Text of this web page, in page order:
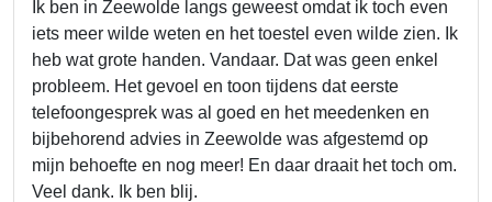
Ik ben in Zeewolde langs geweest omdat ik toch even
iets meer wilde weten en het toestel even wilde zien. Ik
heb wat grote handen. Vandaar. Dat was geen enkel
probleem. Het gevoel en toon tijdens dat eerste
telefoongesprek was al goed en het meedenken en
bijbehorend advies in Zeewolde was afgestemd op
mijn behoefte en nog meer! En daar draait het toch om.
Veel dank. Ik ben blij.